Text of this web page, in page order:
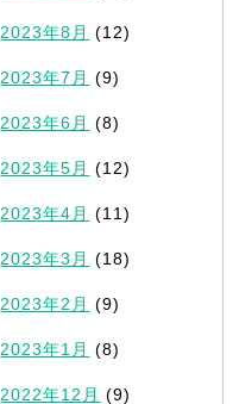
2023年8月 (12)
2023年7月 (9)
2023年6月 (8)
2023年5月 (12)
2023年4月 (11)
2023年3月 (18)
2023年2月 (9)
2023年1月 (8)
2022年12月 (9)